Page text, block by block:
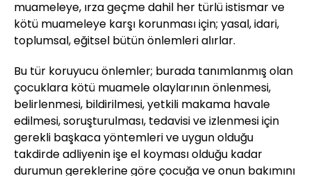
muameleye, ırza geçme dahil her türlü istismar ve
kötü muameleye karşı korunması için; yasal, idari,
toplumsal, eğitsel bütün önlemleri alırlar.
Bu tür koruyucu önlemler; burada tanımlanmış olan
çocuklara kötü muamele olaylarının önlenmesi,
belirlenmesi, bildirilmesi, yetkili makama havale
edilmesi, soruşturulması, tedavisi ve izlenmesi için
gerekli başkaca yöntemleri ve uygun olduğu
takdirde adliyenin işe el koyması olduğu kadar
durumun gereklerine göre çocuğa ve onun bakımını